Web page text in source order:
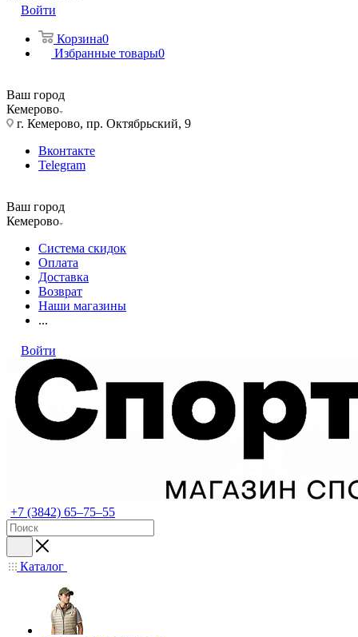
Войти
Корзина0
Избранные товары0
Ваш город
Кемерово
г. Кемерово, пр. Октябрьский, 9
Вконтакте
Telegram
Ваш город
Кемерово
Система скидок
Оплата
Доставка
Возврат
Наши магазины
...
Войти
+7 (3842) 65–75–55
Каталог